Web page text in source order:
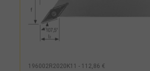
196002R2020K11 - 112,86 €